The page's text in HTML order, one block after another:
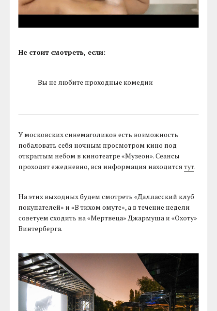
Не стоит смотреть, если:
Вы не любите проходные комедии
У московских синемаголиков есть возможность
побаловать себя ночным просмотром кино под
открытым небом в кинотеатре «Музеон». Сеансы
проходят ежедневно, вся информация находитсятут.
На этих выходных будем смотреть «Далласский клуб
покупателей» и «В тихом омуте», а в течение недели
советуем сходить на «Мертвеца» Джармуша и «Охоту»
Винтерберга.